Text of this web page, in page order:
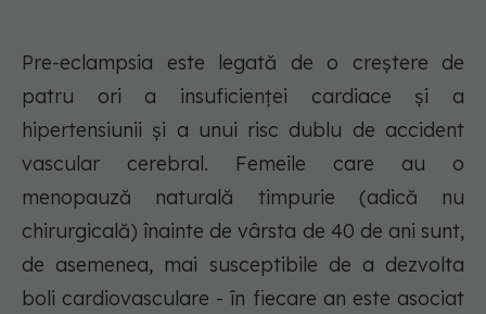
Pre-eclampsia este legată de o creștere de
patru ori a insuficienței cardiace și a
hipertensiunii și a unui risc dublu de accident
vascular cerebral. Femeile care au o
menopauză naturală timpurie (adică nu
chirurgicală) înainte de vârsta de 40 de ani sunt,
de asemenea, mai susceptibile de a dezvolta
boli cardiovasculare - în fiecare an este asociat